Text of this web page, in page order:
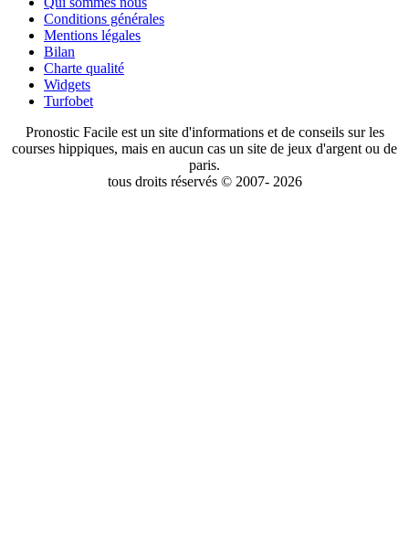
Conditions générales
Mentions légales
Bilan
Charte qualité
Widgets
Turfobet
Pronostic Facile est un site d'informations et de conseils sur les
courses hippiques, mais en aucun cas un site de jeux d'argent ou de
paris.
tous droits réservés © 2007- 2026